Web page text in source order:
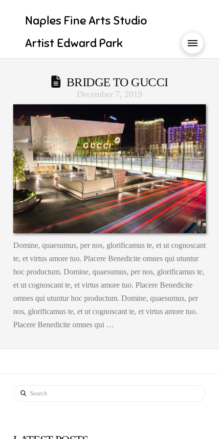
Naples Fine Arts Studio
Artist Edward Park
BRIDGE TO GUCCI
December 7, 2019
Domine, quaesumus, per nos, glorificamus te, et ut cognoscant
te, et virtus amore tuo. Placere Benedicite omnes qui utuntur
hoc productum. Domine, quaesumus, per nos, glorificamus te,
et ut cognoscant te, et virtus amore tuo. Placere Benedicite
omnes qui utuntur hoc productum. Domine, quaesumus, per
nos, glorificamus te, et ut cognoscant te, et virtus amore tuo.
Placere Benedicite omnes qui …
Search